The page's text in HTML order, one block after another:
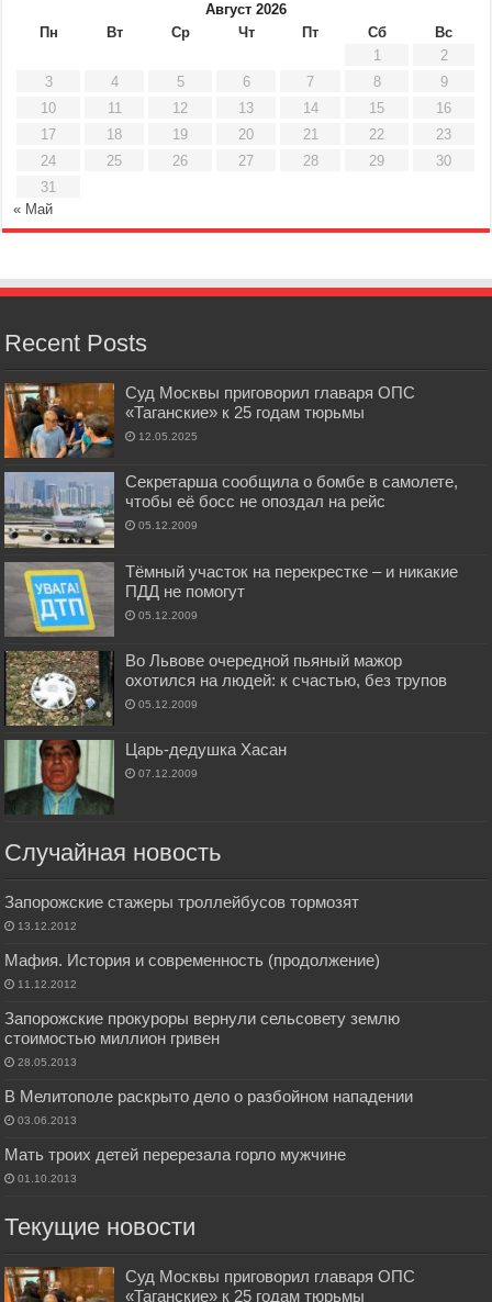
Август 2026
Пн
Вт Ср Чт Пт Сб
Вс
1
2
3
4 5 6 7 8
9
10
11 12 13 14 15
16
17
18 19 20 21 22
23
24
25 26 27 28 29
30
31
« Май
Recent Posts
Суд Москвы приговорил главаря ОПС
«Таганские» к 25 годам тюрьмы
12.05.2025
Секретарша сообщила о бомбе в самолете,
чтобы её босс не опоздал на рейс
05.12.2009
Тёмный участок на перекрестке – и никакие
ПДД не помогут
05.12.2009
Во Львове очередной пьяный мажор
охотился на людей: к счастью, без трупов
05.12.2009
Царь-дедушка Хасан
07.12.2009
Случайная новость
Запорожские стажеры троллейбусов тормозят
13.12.2012
Мафия. История и современность (продолжение)
11.12.2012
Запорожские прокуроры вернули сельсовету землю
стоимостью миллион гривен
28.05.2013
В Мелитополе раскрыто дело о разбойном нападении
03.06.2013
Мать троих детей перерезала горло мужчине
01.10.2013
Текущие новости
Суд Москвы приговорил главаря ОПС
«Таганские» к 25 годам тюрьмы